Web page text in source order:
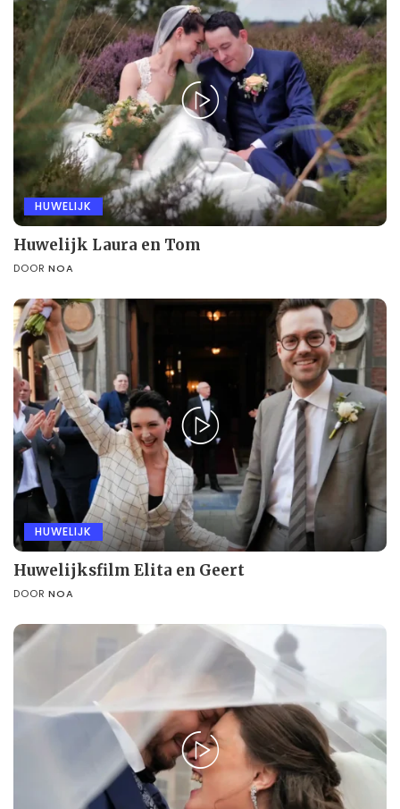
HUWELIJK
Huwelijk Laura en Tom
DOOR NOA
HUWELIJK
Huwelijksfilm Elita en Geert
DOOR NOA